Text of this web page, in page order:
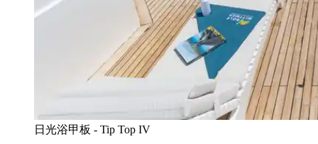
日光浴甲板 - Tip Top IV